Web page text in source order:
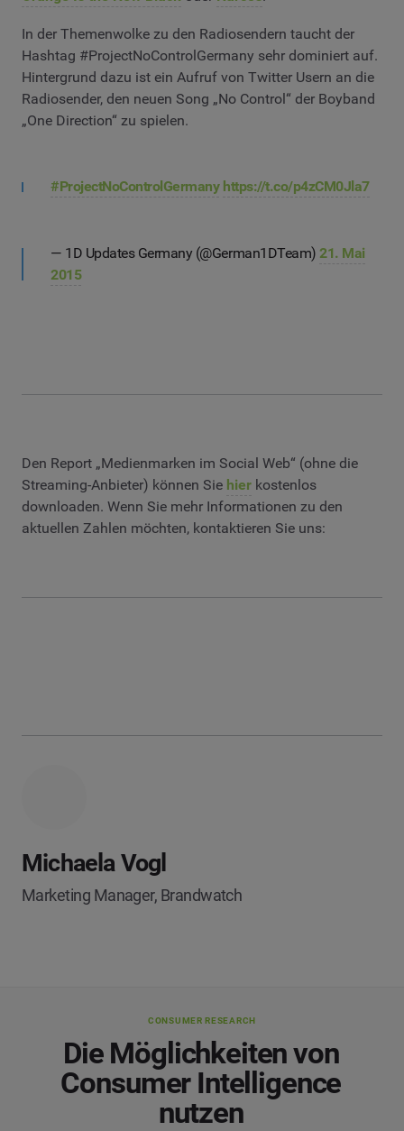
In der Themenwolke zu den Radiosendern taucht der
Hashtag #ProjectNoControlGermany sehr dominiert auf.
Hintergrund dazu ist ein Aufruf von Twitter Usern an die
Radiosender, den neuen Song „No Control“ der Boyband
„One Direction“ zu spielen.
#ProjectNoControlGermany https://t.co/p4zCM0Jla7
— 1D Updates Germany (@German1DTeam) 21. Mai
2015
Den Report „Medienmarken im Social Web“ (ohne die
Streaming-Anbieter) können Sie hier kostenlos
downloaden. Wenn Sie mehr Informationen zu den
aktuellen Zahlen möchten, kontaktieren Sie uns:
Michaela Vogl
Marketing Manager, Brandwatch
CONSUMER RESEARCH
Die Möglichkeiten von
Consumer Intelligence
nutzen